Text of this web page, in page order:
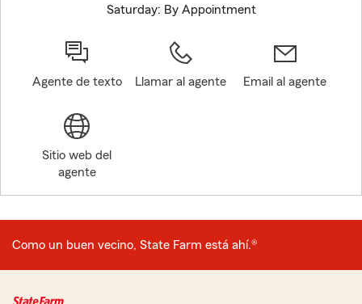
Saturday: By Appointment
Agente de texto Llamar al agente Email al agente
Sitio web del
agente
Como un buen vecino, State Farm está ahí.®